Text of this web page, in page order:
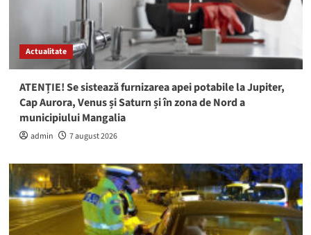
Actualitate
ATENȚIE! Se sistează furnizarea apei potabile la Jupiter,
Cap Aurora, Venus și Saturn și în zona de Nord a
municipiului Mangalia
admin 7 august 2026